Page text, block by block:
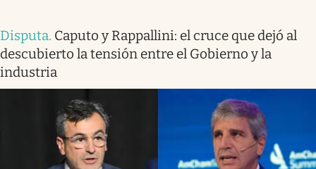
Disputa. Caputo y Rappallini: el cruce que dejó al
descubierto la tensión entre el Gobierno y la
industria